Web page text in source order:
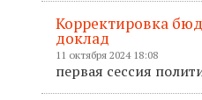
Корректировка
доклад
11 октября 2024 18:08
первая сессия